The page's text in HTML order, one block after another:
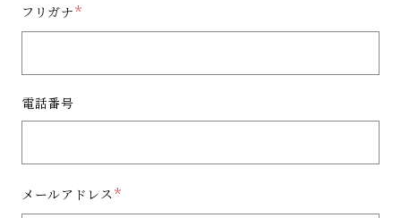
フリガナ
電話番号
メールアドレス